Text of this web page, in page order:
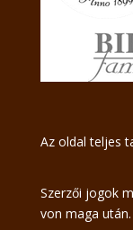
Az oldal teljes
Szerzői jogok
von maga után.